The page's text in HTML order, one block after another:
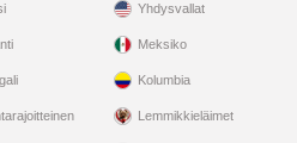
Yhdysvallat
Meksiko
Kolumbia
Lemmikkieläimet